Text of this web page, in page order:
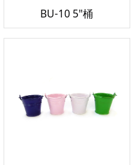
BU-10 5"桶